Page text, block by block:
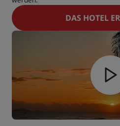
DAS HOTEL